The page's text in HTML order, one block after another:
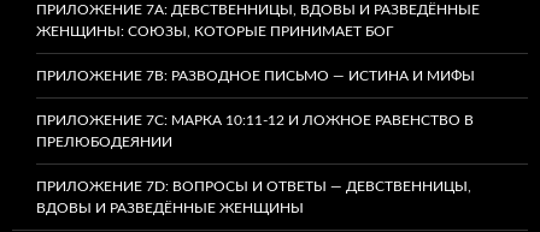
ПРИЛОЖЕНИЕ 7А: ДЕВСТВЕННИЦЫ, ВДОВЫ И РАЗВЕДЁННЫЕ
ЖЕНЩИНЫ: СОЮЗЫ, КОТОРЫЕ ПРИНИМАЕТ БОГ
ПРИЛОЖЕНИЕ 7B: РАЗВОДНОЕ ПИСЬМО — ИСТИНА И МИФЫ
ПРИЛОЖЕНИЕ 7C: МАРКА 10:11-12 И ЛОЖНОЕ РАВЕНСТВО В
ПРЕЛЮБОДЕЯНИИ
ПРИЛОЖЕНИЕ 7D: ВОПРОСЫ И ОТВЕТЫ — ДЕВСТВЕННИЦЫ,
ВДОВЫ И РАЗВЕДЁННЫЕ ЖЕНЩИНЫ